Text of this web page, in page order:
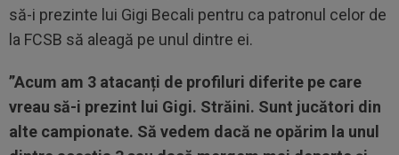
să-i prezinte lui Gigi Becali pentru ca patronul celor de
la FCSB să aleagă pe unul dintre ei.
”Acum am 3 atacanți de profiluri diferite pe care
vreau să-i prezint lui Gigi. Străini. Sunt jucători din
alte campionate. Să vedem dacă ne opărim la unul